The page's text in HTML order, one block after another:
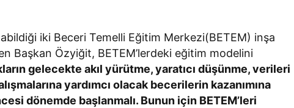
iki Beceri Temelli Eğitim Merkezi(BETEM) inşa
Başkan Özyiğit, BETEM’lerdeki eğitim modelini
gelecekte akıl yürütme, yaratıcı düşünme, verileri
yardımcı olacak becerilerin kazanımına
dönemde başlanmalı. Bunun için BETEM’leri